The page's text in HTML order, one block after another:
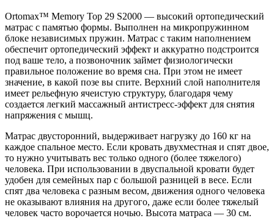
Ortomax™ Memory Top 29 S2000 — высокий ортопедический
матрас с памятью формы. Выполнен на микропружинном
блоке независимых пружин. Матрас с таким наполнением
обеспечит ортопедический эффект и аккуратно подстроится
под ваше тело, а позвоночник займет физиологически
правильное положение во время сна. При этом не имеет
значение, в какой позе вы спите. Верхний слой наполнителя
имеет рельефную ячеистую структуру, благодаря чему
создается легкий массажный антистресс-эффект для снятия
напряжения с мышц.
Матрас двусторонний, выдерживает нагрузку до 160 кг на
каждое спальное место. Если кровать двухместная и спят двое,
то нужно учитывать вес только одного (более тяжелого)
человека. При использовании в двуспальной кровати будет
удобен для семейных пар с большой разницей в весе. Если
спят два человека с разным весом, движения одного человека
не оказывают влияния на другого, даже если более тяжелый
человек часто ворочается ночью. Высота матраса — 30 см.